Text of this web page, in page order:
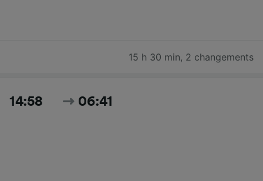
15 h 30 min, 2 changements
14:58 06:41